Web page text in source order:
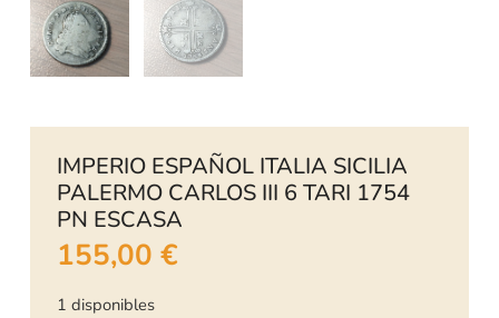
IMPERIO ESPAÑOL ITALIA SICILIA
PALERMO CARLOS III 6 TARI 1754
PN ESCASA
155,00 €
1 disponibles